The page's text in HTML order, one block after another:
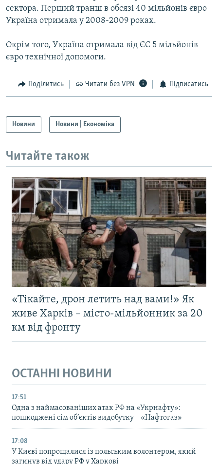
сектора. Перший транш в обсязi 40 мільйонів євро
Україна отримала у 2008-2009 роках.
Окрiм того, Україна отримала вiд ЄС 5 мільйонів
євро технічної допомоги.
Поділитись Читати без VPN Підписатись
Новини Новини | Економіка
Читайте також
«Тікайте, дрон летить над вами!» Як
живе Харків – місто-мільйонник за 20
км від фронту
ОСТАННІ НОВИНИ
17:51
Одна з наймасованіших атак РФ на «Укрнафту»:
пошкоджені сім об’єктів видобутку – «Нафтогаз»
17:08
У Києві попрощалися із польським волонтером, який
загинув від удару РФ у Харкові